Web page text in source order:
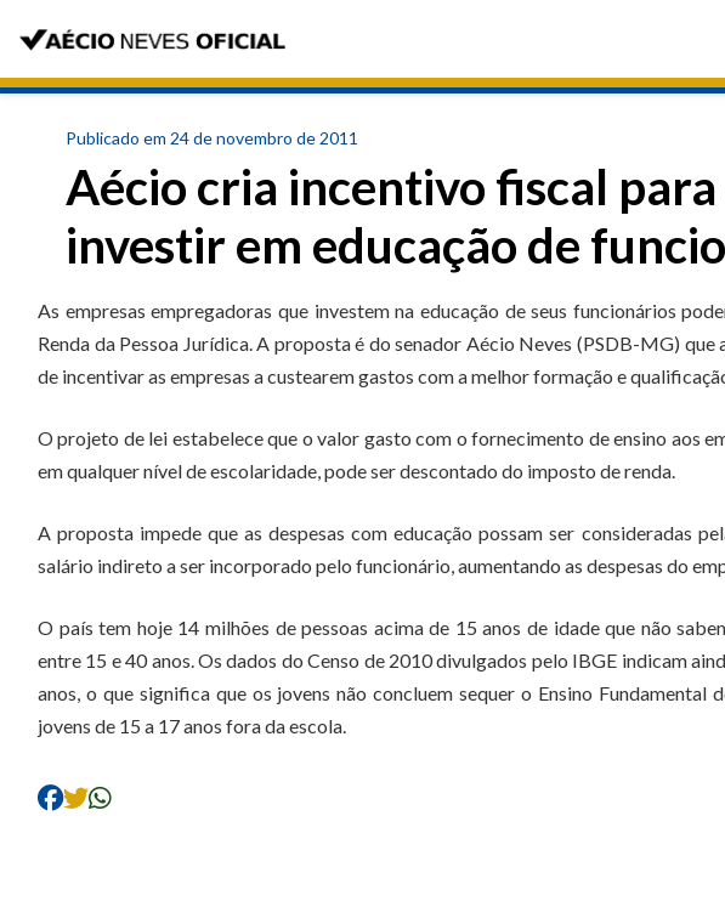
Publicado em 24 de novembro de 2011
Aécio cria incentivo fiscal
investir em educação de
As empresas empregadoras que investem na educação de seus funcionários
Renda da Pessoa Jurídica. A proposta é do senador Aécio Neves (PSDB-MG)
de incentivar as empresas a custearem gastos com a melhor formação e
O projeto de lei estabelece que o valor gasto com o fornecimento de ensino aos
em qualquer nível de escolaridade, pode ser descontado do imposto de renda.
A proposta impede que as despesas com educação possam ser consideradas
salário indireto a ser incorporado pelo funcionário, aumentando as despesas do
O país tem hoje 14 milhões de pessoas acima de 15 anos de idade que não
entre 15 e 40 anos. Os dados do Censo de 2010 divulgados pelo IBGE indicam
anos, o que significa que os jovens não concluem sequer o Ensino Fundamental
jovens de 15 a 17 anos fora da escola.